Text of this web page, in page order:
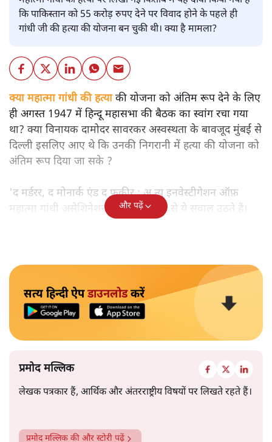
कि पाकिस्तान को 55 करोड़ रुपए देने पर विवाद होने के पहले ही
गांधी जी की हत्या की योजना बन चुकी थी। क्या है मामला?
क्या महात्मा गांधी की हत्याकी योजना को अंतिम रूप देने के लिए
ही अगस्त 1947 में हिन्दू महासभा की बैठक का स्वांग रचा गया
था? क्या विनायक दामोदर सावरकर अस्वस्थता के बावजूद मुंबई से
दिल्ली इसलिए आए थे कि उनकी निगरानी में हत्या की योजना को
अंतिम रूप दिया जा सके ?
'द मर्डरर, द मोनार्क एंड द फ़कीर : अ न्यू इनवेस्टीगेशन ऑफ़
महात्मा गांधी असेशिनेशन' नामक किताब से ये सवाल उठते हैं।
और पढ़ें
सत्य हिन्दी ऐपडाउनलोडकरें
प्रमोद मल्लिक
लेखक पत्रकार हैं, आर्थिक और अंतरराष्ट्रीय विषयों पर लिखते रहते हैं।
प्रमोद मल्लिक की और स्टोरी पढ़ें